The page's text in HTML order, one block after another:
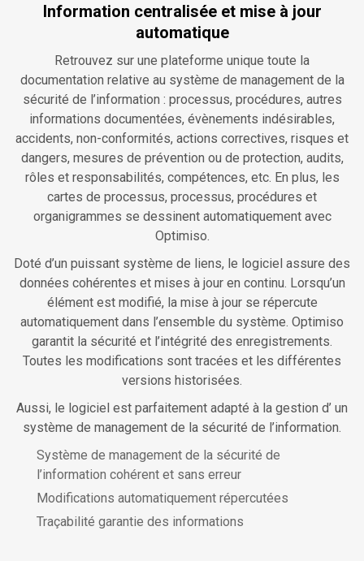
Information centralisée et mise à jour
automatique
Retrouvez sur une plateforme unique toute la
documentation relative au système de management de la
sécurité de l’information : processus, procédures, autres
informations documentées, évènements indésirables,
accidents, non-conformités, actions correctives, risques et
dangers, mesures de prévention ou de protection, audits,
rôles et responsabilités, compétences, etc. En plus, les
cartes de processus, processus, procédures et
organigrammes se dessinent automatiquement avec
Optimiso.
Doté d’un puissant système de liens, le logiciel assure des
données cohérentes et mises à jour en continu. Lorsqu’un
élément est modifié, la mise à jour se répercute
automatiquement dans l’ensemble du système. Optimiso
garantit la sécurité et l’intégrité des enregistrements.
Toutes les modifications sont tracées et les différentes
versions historisées.
Aussi, le logiciel est parfaitement adapté à la gestion d’ un
système de management de la sécurité de l’information.
Système de management de la sécurité de
l’information cohérent et sans erreur
Modifications automatiquement répercutées
Traçabilité garantie des informations